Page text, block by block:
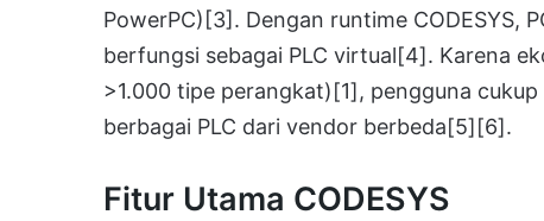
PowerPC) [3] . Dengan runtime CODESYS,
berfungsi sebagai PLC virtual[4]. Karena
>1.000 tipe perangkat)[1], pengguna
berbagai PLC dari vendor berbeda[5][6].
Fitur Utama CODESYS